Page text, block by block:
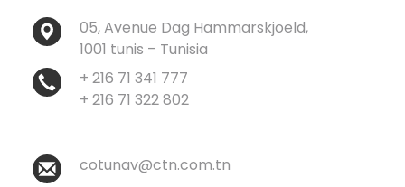
05, Avenue Dag Hammarskjoeld,
1001 tunis – Tunisia
+ 216 71 341 777
+ 216 71 322 802
cotunav@ctn.com.tn